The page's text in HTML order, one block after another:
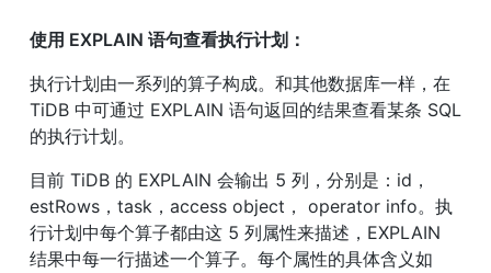
使用 EXPLAIN 语句查看执行计划：
执行计划由一系列的算子构成。和其他数据库一样，在
TiDB 中可通过 EXPLAIN 语句返回的结果查看某条 SQL
的执行计划。
目前 TiDB 的 EXPLAIN 会输出 5 列，分别是：id，
estRows，task，access object， operator info。执
行计划中每个算子都由这 5 列属性来描述，EXPLAIN
结果中每一行描述一个算子。每个属性的具体含义如